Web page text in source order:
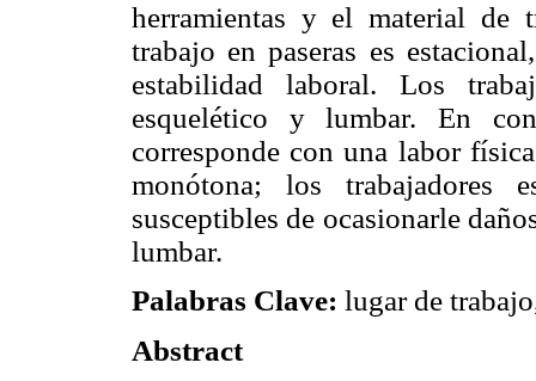
herramientas y el material de
trabajo en paseras es
estabilidad laboral. Los
esquelético y lumbar. En
corresponde con una labor
monótona; los trabajadores
susceptibles de ocasionarle
lumbar.
Palabras Clave: lugar de
Abstract